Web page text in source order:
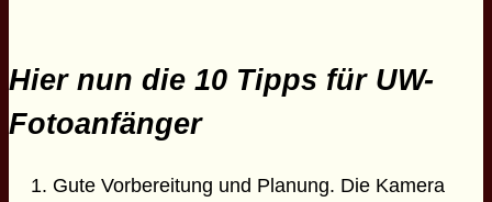
Hier nun die 10 Tipps für UW-
Fotoanfänger
Gute Vorbereitung und Planung. Die Kamera